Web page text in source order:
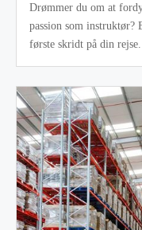
Drømmer du om at
passion som instruktør? En yogalæreruddannelse kan
første skridt på din